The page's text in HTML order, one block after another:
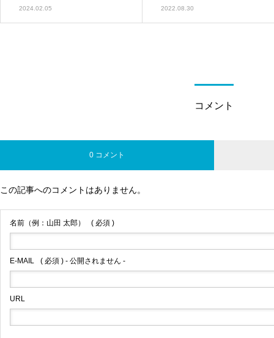
2024.02.05 2022.08.30
コメント
0 コメント
この記事へのコメントはありません。
名前（例：山田 太郎） ( 必須 )
E-MAIL ( 必須 ) - 公開されません -
URL